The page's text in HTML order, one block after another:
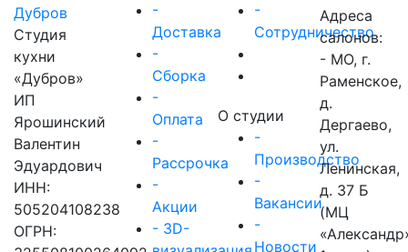
Студия
кухни
«Дубров»
ИП
Ярошинский
Валентин
Эдуардович
ИНН:
505204108238
ОГРН:
-
Доставка
-
Сборка
-
Оплата
-
Рассрочка
-
Акции
- 3D-
-
Сотрудничество
О студии
-
Производство
-
Вакансии
-
Новости
Адреса
салонов:
- МО, г.
Раменское,
д.
Дергаево,
ул.
Ленинская,
д. 37 Б
(МЦ